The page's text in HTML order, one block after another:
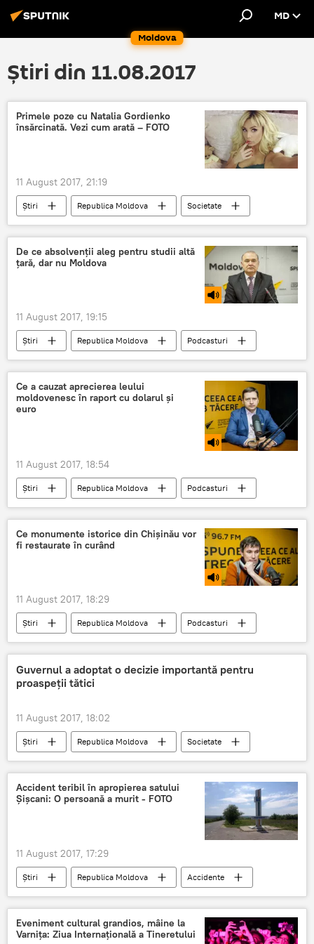
Moldova
MD
Știri din 11.08.2017
Primele poze cu Natalia Gordienko
însărcinată. Vezi cum arată – FOTO
11 August 2017, 21:19
Știri Republica Moldova
Societate
Franța
Coasta de Azur
Natalia Gordienko
Nisa
De ce absolvenţii aleg pentru studii altă
ţară, dar nu Moldova
11 August 2017, 19:15
Știri Republica Moldova
Podcasturi
Chişinău
Victor Stepaniuc
învăţământ
studii superioare
Ce a cauzat aprecierea leului
moldovenesc în raport cu dolarul şi
euro
11 August 2017, 18:54
Știri Republica Moldova
Podcasturi
Chişinău
Viorel Gârbu
economie
leul moldovenesc
rata de schimb
Ce monumente istorice din Chişinău vor
fi restaurate în curând
11 August 2017, 18:29
Știri Republica Moldova
Podcasturi
Chişinău
Ion Ştefăniţă
centrul istoric
restaurare
Guvernul a adoptat o decizie importantă pentru
proaspeții tătici
11 August 2017, 18:02
Știri Republica Moldova
Societate
Guvern
Moldova
concediu paternal
indemnizație paternală
Accident teribil în apropierea satului
Șișcani: O persoană a murit - FOTO
11 August 2017, 17:29
Știri Republica Moldova
Accidente
Nisporeni
IGP
apropiere
mort
sat tanar
Eveniment cultural grandios, mâine la
Varnița: Ziua Internațională a Tineretului